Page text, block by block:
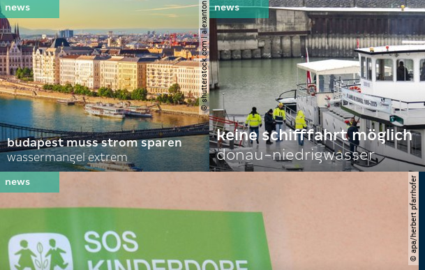
© shutterstock.com | alexanton
budapest muss strom sparen
wassermangel extrem
keine schifffahrt möglich
donau-niedrigwasser
© apa/herbert pfarrhofer